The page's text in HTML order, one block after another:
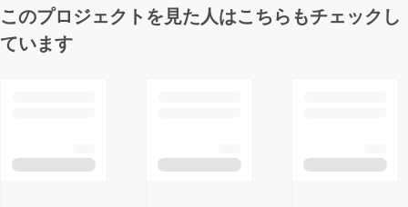
このプロジェクトを見た人はこちらもチェックし
ています